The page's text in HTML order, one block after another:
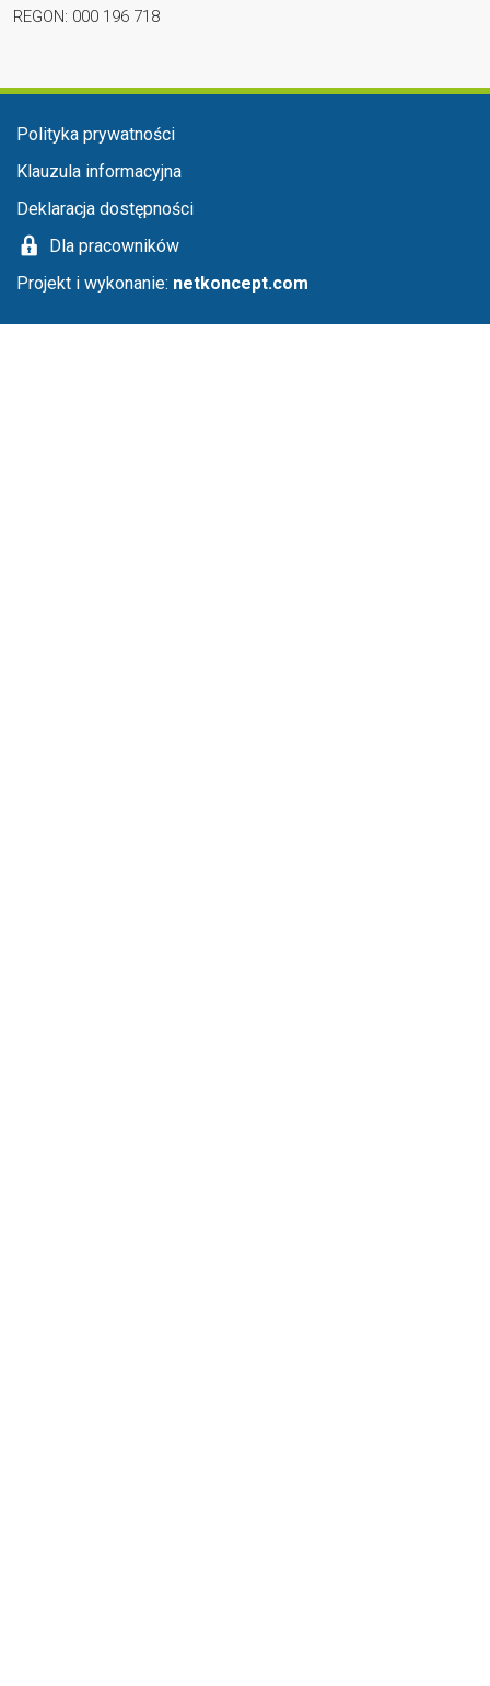
REGON: 000 196 718
Menu stopka
Polityka prywatności
Klauzula informacyjna
Deklaracja dostępności
Dla pracowników
Projekt i wykonanie: netkoncept.com